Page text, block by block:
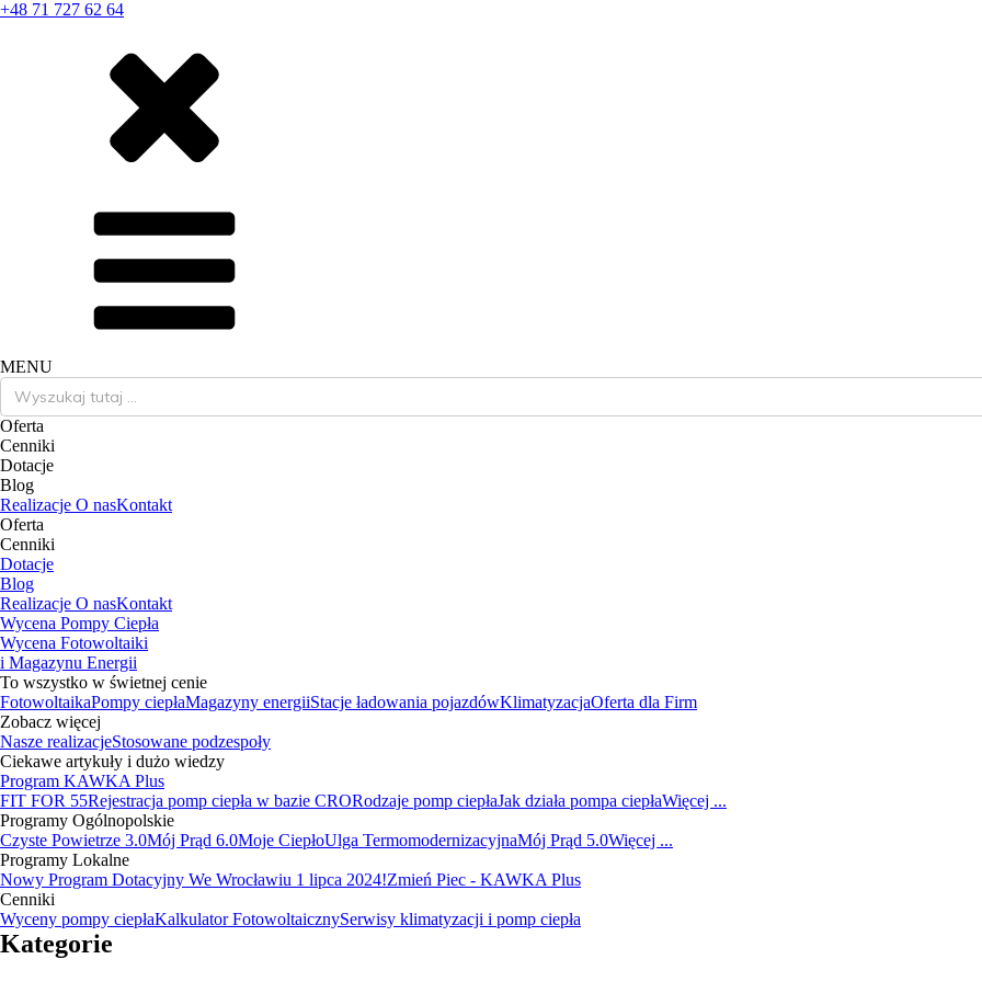
+48 71 727 62 64
MENU
Search
for:
Oferta
Cenniki
Dotacje
Blog
Realizacje O nasKontakt
Oferta
Cenniki
Dotacje
Blog
Realizacje O nasKontakt
Wycena Pompy Ciepła
Wycena Fotowoltaiki
i Magazynu Energii
To wszystko w świetnej cenie
FotowoltaikaPompy ciepłaMagazyny energiiStacje ładowania pojazdówKlimatyzacjaOferta dla Firm
Zobacz więcej
Nasze realizacjeStosowane podzespoły
Ciekawe artykuły i dużo wiedzy
Program KAWKA Plus
FIT FOR 55Rejestracja pomp ciepła w bazie CRORodzaje pomp ciepłaJak działa pompa ciepłaWięcej ...
Programy Ogólnopolskie
Czyste Powietrze 3.0Mój Prąd 6.0Moje CiepłoUlga TermomodernizacyjnaMój Prąd 5.0Więcej ...
Programy Lokalne
Nowy Program Dotacyjny We Wrocławiu 1 lipca 2024!Zmień Piec - KAWKA Plus
Cenniki
Wyceny pompy ciepłaKalkulator FotowoltaicznySerwisy klimatyzacji i pomp ciepła
Kategorie